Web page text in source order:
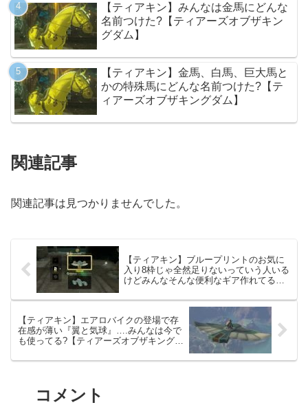
【ティアキン】みんなは金馬にどんな
名前つけた?【ティアーズオブザキン
グダム】
【ティアキン】金馬、白馬、巨大馬と
かの特殊馬にどんな名前つけた?【テ
ィアーズオブザキングダム】
関連記事
関連記事は見つかりませんでした。
【ティアキン】ブループリントのお気に
入り8枠じゃ全然足りないっていう人いる
けどみんなそんな便利なギア作れてるの?
【ティアキン】エアロバイクの登場で存
在感が薄い『翼と気球』….みんなは今で
も使ってる?【ティアーズオブザキングダ
コメント